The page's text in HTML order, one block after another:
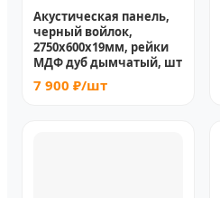
Акустическая панель,
черный войлок,
2750х600х19мм, рейки
МДФ дуб дымчатый, шт
7 900 ₽/шт